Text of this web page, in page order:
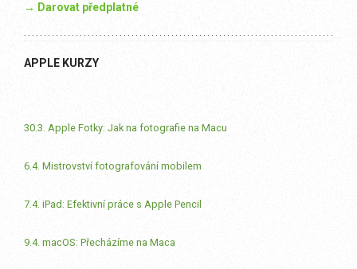
→ Darovat předplatné
APPLE KURZY
30.3. Apple Fotky: Jak na fotografie na Macu
6.4. Mistrovství fotografování mobilem
7.4. iPad: Efektivní práce s Apple Pencil
9.4. macOS: Přecházíme na Maca